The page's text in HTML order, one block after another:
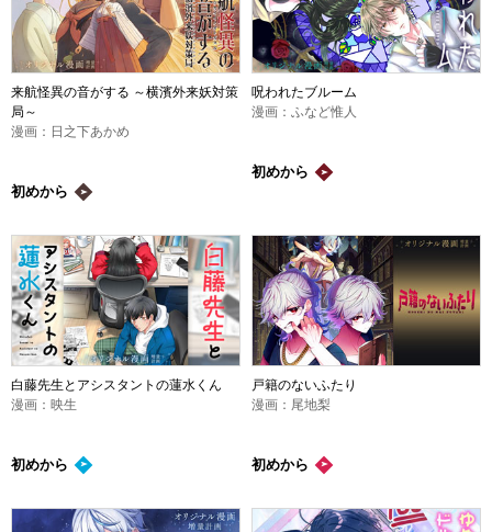
来航怪異の音がする ～横濱外来妖対策
局～
漫画：日之下あかめ
初めから
呪われたブルーム
漫画：ふなど惟人
初めから
白藤先生とアシスタントの蓮水くん
漫画：映生
初めから
戸籍のないふたり
漫画：尾地梨
初めから